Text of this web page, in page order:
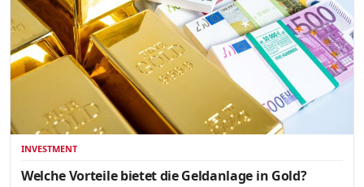
INVESTMENT
Welche Vorteile bietet die Geldanlage in Gold?